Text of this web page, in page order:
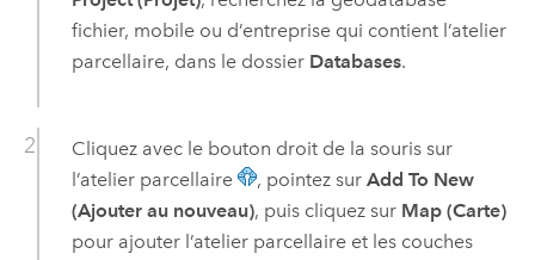
fichier, mobile ou d’entreprise qui contient l’atelier
parcellaire, dans le dossier Databases.
Cliquez avec le bouton droit de la souris sur
l’atelier parcellaire
, pointez sur Add To New
(Ajouter au nouveau), puis cliquez sur Map (Carte)
pour ajouter l’atelier parcellaire et les couches